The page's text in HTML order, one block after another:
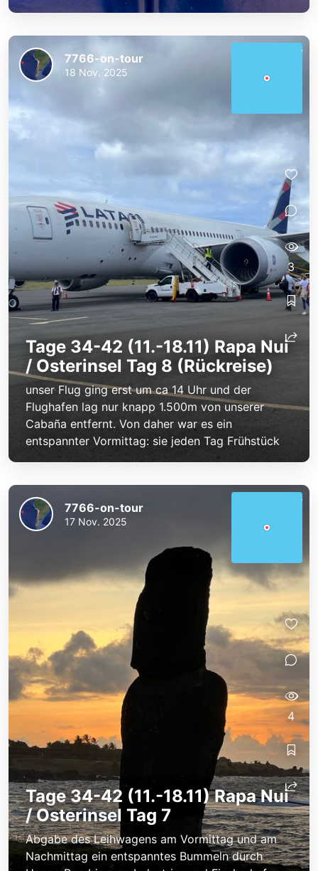
Tage 34-42 (11.-18.11) Rapa Nui
/ Osterinsel Tag 8 (Rückreise)
unser Flug ging erst um ca 14 Uhr und der
Flughafen lag nur knapp 1.500m von unserer
Cabaña entfernt. Von daher war es ein
entspannter Vormittag: sie jeden Tag Frühstück
7766-on-tour
18 Nov. 2025
3
Tage 34-42 (11.-18.11) Rapa Nui
/ Osterinsel Tag 7
Abgabe des Leihwagens am Vormittag und am
Nachmittag ein entspanntes Bummeln durch
7766-on-tour
17 Nov. 2025
4